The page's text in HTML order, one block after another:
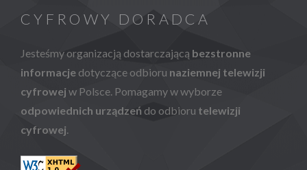
CYFROWY DORADCA
Jesteśmy organizacją dostarczającą bezstronne
informacje dotyczące odbioru naziemnej telewizji
cyfrowej w Polsce. Pomagamy w wyborze
odpowiednich urządzeń do odbioru telewizji
cyfrowej